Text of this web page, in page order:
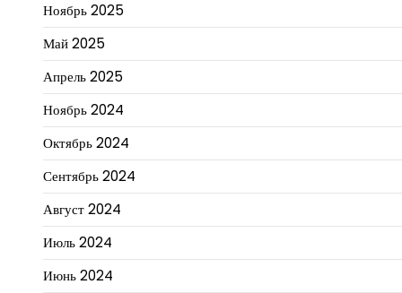
Ноябрь 2025
Май 2025
Апрель 2025
Ноябрь 2024
Октябрь 2024
Сентябрь 2024
Август 2024
Июль 2024
Июнь 2024